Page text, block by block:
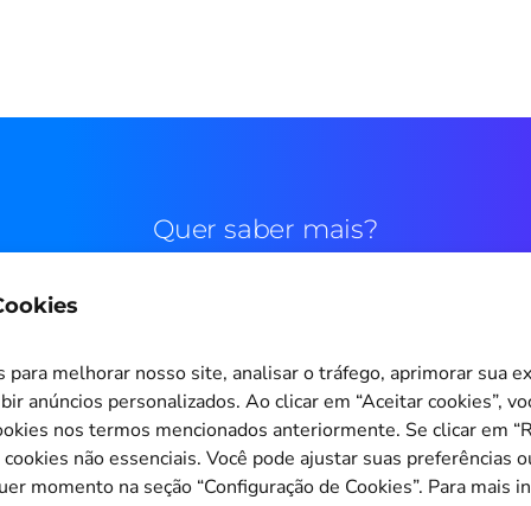
para melhorar nosso site, analisar o tráfego, aprimorar sua
anúncios personalizados. Ao clicar em “Aceitar cookies”,
nos termos mencionados anteriormente. Se clicar em
não essenciais. Você pode ajustar suas preferências
momento na seção “Configuração de Cookies”. Para mais
Quer saber mais?
Configuração de Cookies